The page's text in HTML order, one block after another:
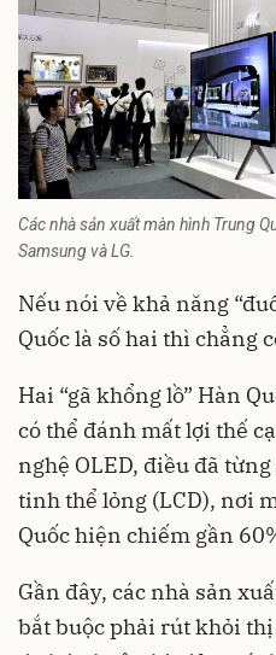
Các nhà sản xuất màn hình Trung
Samsung và LG.
Nếu nói về khả năng
Quốc là số hai thì chẳng
Hai “gã khổng lồ” Hàn
có thể đánh mất lợi thế
nghệ OLED, điều đã
tinh thể lỏng (LCD), nơi
Quốc hiện chiếm gần
Gần đây, các nhà sản
bắt buộc phải rút khỏi